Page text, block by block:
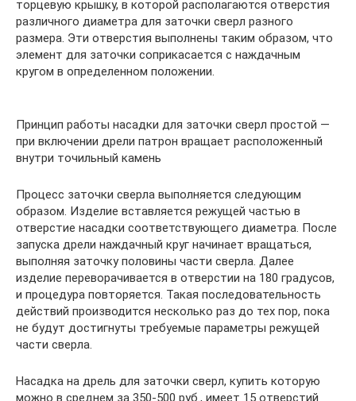
торцевую крышку, в которой располагаются отверстия
различного диаметра для заточки сверл разного
размера. Эти отверстия выполнены таким образом, что
элемент для заточки соприкасается с наждачным
кругом в определенном положении.
Принцип работы насадки для заточки сверл простой —
при включении дрели патрон вращает расположенный
внутри точильный камень
Процесс заточки сверла выполняется следующим
образом. Изделие вставляется режущей частью в
отверстие насадки соответствующего диаметра. После
запуска дрели наждачный круг начинает вращаться,
выполняя заточку половины части сверла. Далее
изделие переворачивается в отверстии на 180 градусов,
и процедура повторяется. Такая последовательность
действий производится несколько раз до тех пор, пока
не будут достигнуты требуемые параметры режущей
части сверла.
Насадка на дрель для заточки сверл, купить которую
можно в среднем за 350-500 руб., имеет 15 отверстий